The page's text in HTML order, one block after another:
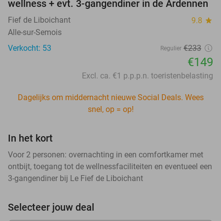
wellness + evt. 3-gangendiner in de Ardennen
Fief de Liboichant 9.8 star
Alle-sur-Semois
Verkocht: 53
Regulier €233
€149
Excl. ca. €1 p.p.p.n. toeristenbelasting
Dagelijks om middernacht nieuwe Social Deals. Wees
snel, op = op!
In het kort
Voor 2 personen: overnachting in een comfortkamer met
ontbijt, toegang tot de wellnessfaciliteiten en eventueel een
3-gangendiner bij Le Fief de Liboichant
Selecteer jouw deal